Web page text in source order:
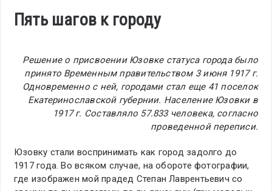
Пять шагов к городу
Решение о присвоении Юзовке статуса города было
принято Временным правительством 3 июня 1917 г.
Одновременно с ней, городами стал еще 41 поселок
Екатеринославской губернии. Население Юзовки в
1917 г. Составляло 57.833 человека, согласно
проведенной переписи.
Юзовку стали воспринимать как город задолго до
1917 года. Во всяком случае, на обороте фотографии,
где изображен мой прадед Степан Лаврентьевич со